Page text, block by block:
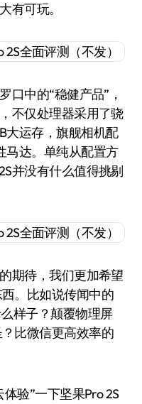
有可玩。
口中的“稳健产品”，
不仅处理器采用了骁
大运存，旗舰相机配
马达。单纯从配置方
并没有什么值得挑剔
期待，我们更加希望
。比如说传闻中的
样子？颠覆物理屏
比微信更高效率的
验”一下坚果Pro 2S